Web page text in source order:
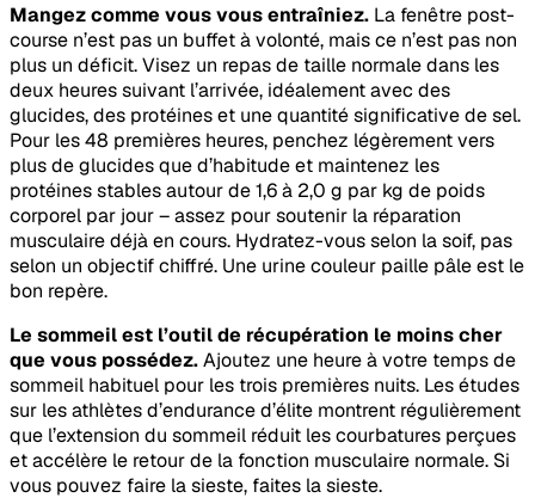
Mangez comme vous vous entraîniez. La fenêtre post-
course n’est pas un buffet à volonté, mais ce n’est pas non
plus un déficit. Visez un repas de taille normale dans les
deux heures suivant l’arrivée, idéalement avec des
glucides, des protéines et une quantité significative de sel.
Pour les 48 premières heures, penchez légèrement vers
plus de glucides que d’habitude et maintenez les
protéines stables autour de 1,6 à 2,0 g par kg de poids
corporel par jour – assez pour soutenir la réparation
musculaire déjà en cours. Hydratez-vous selon la soif, pas
selon un objectif chiffré. Une urine couleur paille pâle est le
bon repère.
Le sommeil est l’outil de récupération le moins cher
que vous possédez.Ajoutez une heure à votre temps de
sommeil habituel pour les trois premières nuits. Les études
sur les athlètes d’endurance d’élite montrent régulièrement
que l’extension du sommeil réduit les courbatures perçues
et accélère le retour de la fonction musculaire normale. Si
vous pouvez faire la sieste, faites la sieste.